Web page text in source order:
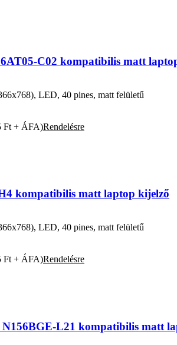
C02 kompatibilis matt
LED, 40 pines, matt felületű
Ft + ÁFA)Rendelésre
kompatibilis matt laptop kijelző
LED, 40 pines, matt felületű
Ft + ÁFA)Rendelésre
L21 kompatibilis matt